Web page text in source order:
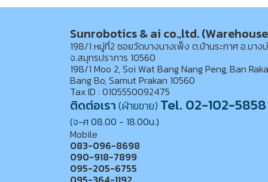
Sunrobotics & ai co.,ltd.
198/1 หมู่ที่2 ซอยวัดบางนางเพ็ง ต.บ้านระกาศ อ.บาง
จ.สมุทรปราการ 10560
198/1 Moo 2, Soi Wat Bang Nang Peng, Ban
Bang Bo, Samut Prakan 10560
Tax ID : 0105550092475
ติดต่อเรา(ฝ่ายขาย) Tel. 02-102-5858
(จ-ศ 08.00 - 18.00น.)
Mobile
083-096-8698
090-918-7899
095-205-6755